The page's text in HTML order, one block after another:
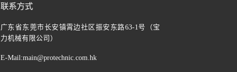
联系方式
广东省东莞市长安镇霄边社区振安东路63-1号（宝
力机械有限公司）
E-Mail:main@protechnic.com.hk